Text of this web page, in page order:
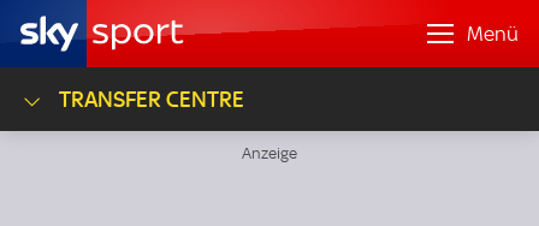
Menü
TRANSFER CENTRE